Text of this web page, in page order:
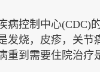
病控制中心(CDC)
发烧，皮疹，关节
重到 需要住院治疗